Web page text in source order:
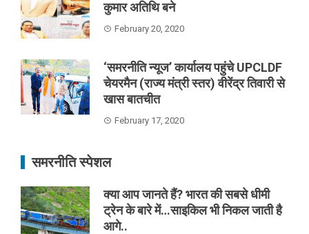
कुमार अतिथि बने
February 20, 2020
‘समरनीति न्यूज’ कार्यालय पहुंचे UPCLDF
चेयरमैन (राज्य मंत्री स्तर) वीरेंद्र तिवारी से
खास बातचीत
February 17, 2020
समरनीति स्पेशल
क्या आप जानते हैं? भारत की सबसे धीमी
ट्रेन के बारे में…साइकिल भी निकल जाती है
आगे..